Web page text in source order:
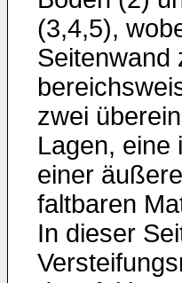
(3,4,5),
Seitenwand
zwei
Lagen, eine
einer
faltbaren
In dieser